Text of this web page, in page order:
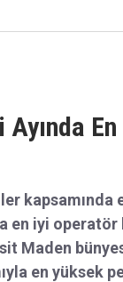
En
kapsamında
en iyi operatör